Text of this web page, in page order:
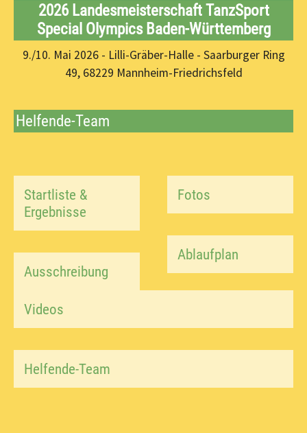
2026 Landesmeisterschaft TanzSport
Special Olympics Baden-Württemberg
9./10. Mai 2026 - Lilli-Gräber-Halle - Saarburger Ring
49, 68229 Mannheim-Friedrichsfeld
Helfende-Team
Startliste &
Ergebnisse
Ausschreibung
Fotos
Ablaufplan
Videos
Helfende-Team